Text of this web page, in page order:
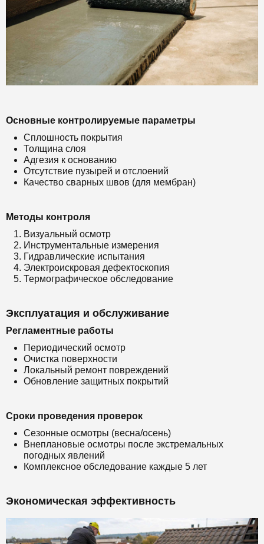
Основные контролируемые параметры
Сплошность покрытия
Толщина слоя
Адгезия к основанию
Отсутствие пузырей и отслоений
Качество сварных швов (для мембран)
Методы контроля
Визуальный осмотр
Инструментальные измерения
Гидравлические испытания
Электроискровая дефектоскопия
Термографическое обследование
Эксплуатация и обслуживание
Регламентные работы
Периодический осмотр
Очистка поверхности
Локальный ремонт повреждений
Обновление защитных покрытий
Сроки проведения проверок
Сезонные осмотры (весна/осень)
Внеплановые осмотры после экстремальных
погодных явлений
Комплексное обследование каждые 5 лет
Экономическая эффективность